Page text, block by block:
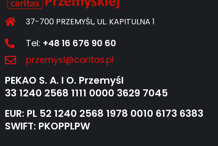
37-700 PRZEMYŚL, UL. KAPITULNA 1
Tel: +48 16 676 90 60
przemysl@caritas.pl
PEKAO S. A. I O. Przemyśl
33 1240 2568 1111 0000 3629 7045
EUR: PL 52 1240 2568 1978 0010 6173 6383
SWIFT: PKOPPLPW